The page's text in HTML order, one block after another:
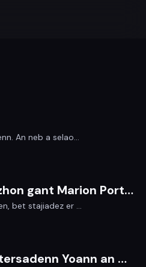
An neb a selao...
Fleuït a-dreuz iwerzhon gant Marion Portanguen
bet stajiadez er ...
An Uilleann pipes, atersadenn Yoann an Nedeleg